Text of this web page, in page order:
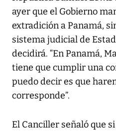
ayer que el Gobierno
extradición a Panamá,
sistema judicial de
decidirá. “En Panamá,
tiene que cumplir una
puedo decir es que
corresponde”.
El Canciller señaló que